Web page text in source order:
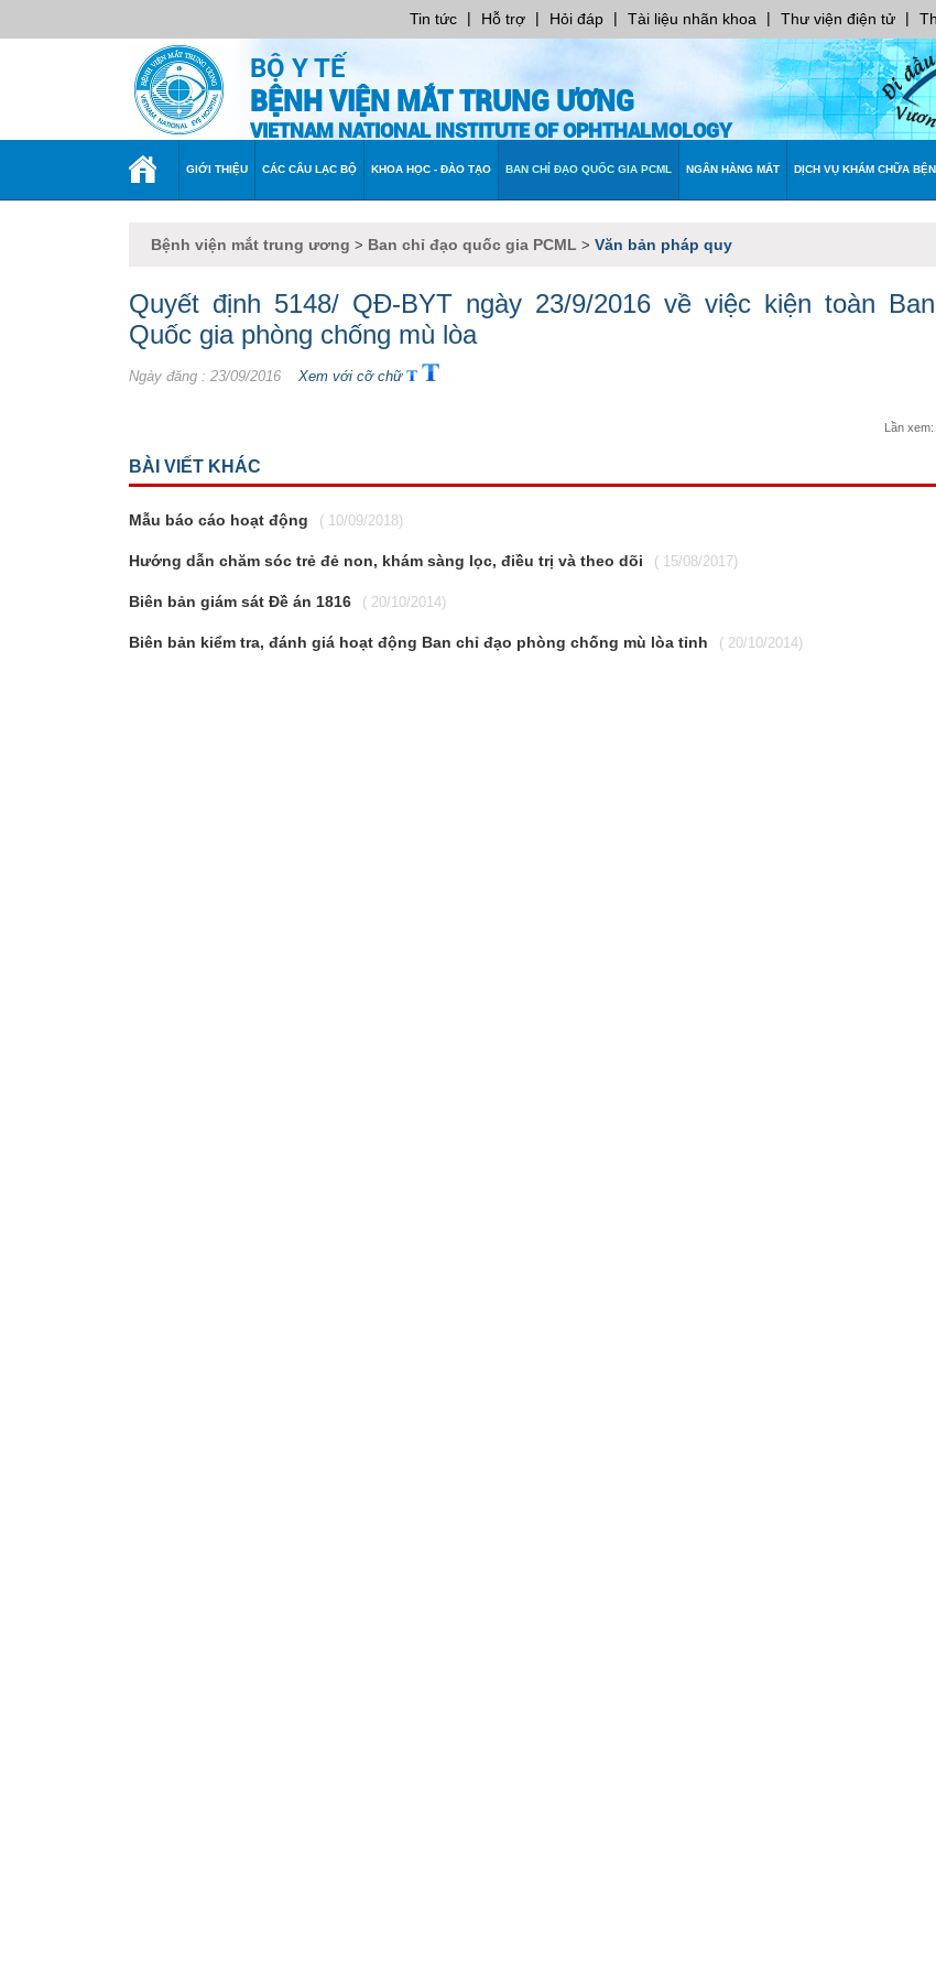
Tin tức | Hỗ trợ | Hỏi đáp | Tài liệu nhãn khoa | Thư viện điện tử |
BỘ Y TẾ
BỆNH VIỆN MẮT TRUNG ƯƠNG
VIETNAM NATIONAL INSTITUTE OF OPHTHALMOLOGY
TRANG GIỚI THIỆU CÁC CÂU LẠC BỘ KHOA HỌC - ĐÀO TẠO BAN CHỈ ĐẠO QUỐC GIA PCML NGÂN HÀNG MẮT DỊCH VỤ KHÁM CHỮA
Bệnh viện mắt trung ương > Ban chỉ đạo quốc gia PCML > Văn bản pháp quy
Quyết định 5148/ QĐ-BYT ngày 23/9/2016 về việc kiện toàn
Quốc gia phòng chống mù lòa
Ngày đăng : 23/09/2016 Xem với cỡ chữ
Lần xem:
BÀI VIẾT KHÁC
Mẫu báo cáo hoạt động ( 10/09/2018)
Hướng dẫn chăm sóc trẻ đẻ non, khám sàng lọc, điều trị và theo dõi ( 15/08/2017)
Biên bản giám sát Đề án 1816 ( 20/10/2014)
Biên bản kiểm tra, đánh giá hoạt động Ban chỉ đạo phòng chống mù lòa tỉnh ( 20/10/2014)